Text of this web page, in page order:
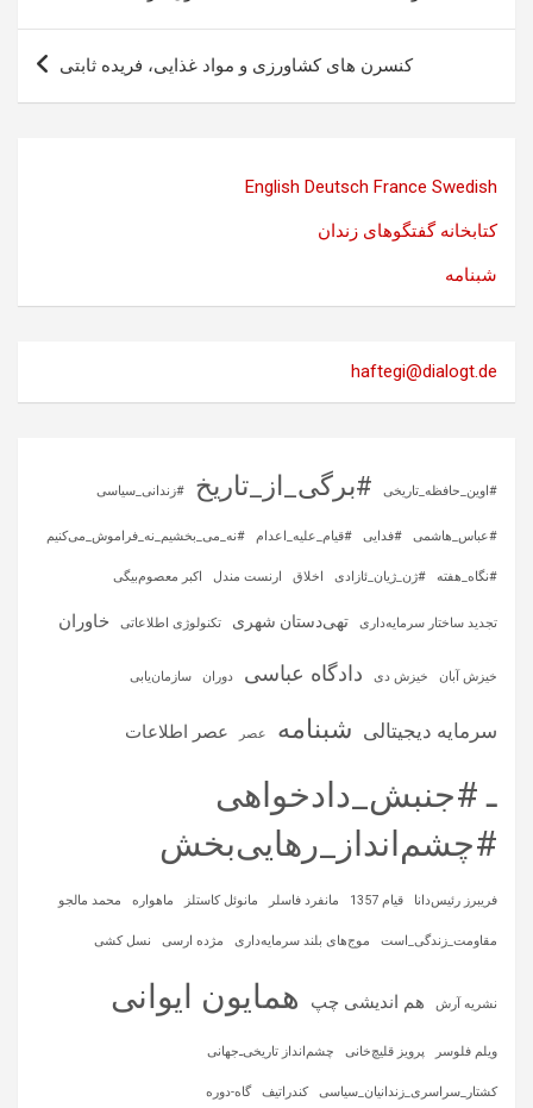
کنسرن های کشاورزی و مواد غذایی، فریده ثابتی
English Deutsch France Swedish
کتابخانه گفتگوهای زندان
شبنامه
haftegi@dialogt.de
#اوین_حافظه_تاریخی #برگی_از_تاریخ #زندانی_سیاسی
#عباس_هاشمی #فدایی #قیام_علیه_اعدام #نه_می_بخشیم_نه_فراموش_می‌کنیم
#نگاه_هفته #ژن_ژیان_ئازادی اخلاق ارنست مندل اکبر معصوم‌بیگی
تجدید ساختار سرمایه‌داری تهی‌دستان شهری تکنولوژی اطلاعاتی خاوران
خیزش آبان خیزش دی دادگاه عباسی دوران سازمان‌یابی
سرمایه‌ دیجیتالی شبنامه عصر عصر اطلاعات
ـ #جنبش_دادخواهی
#چشم‌انداز_رهایی‌بخش
فریبرز رئیس‌دانا قیام 1357 مانفرد فاسلر مانوئل کاستلز ماهواره‌ محمد مالجو
مقاومت_زندگی_است موج‌های بلند سرمایه‌داری مژده ارسی نسل کشی
نشریه آرش هم اندیشی چپ همایون ایوانی
ویلم فلوسر پرویز قلیچ‌خانی چشم‌انداز تاریخی‌ـ‌جهانی
کشتار_سراسری_زندانیان_سیاسی کندراتیف گاه-دوره